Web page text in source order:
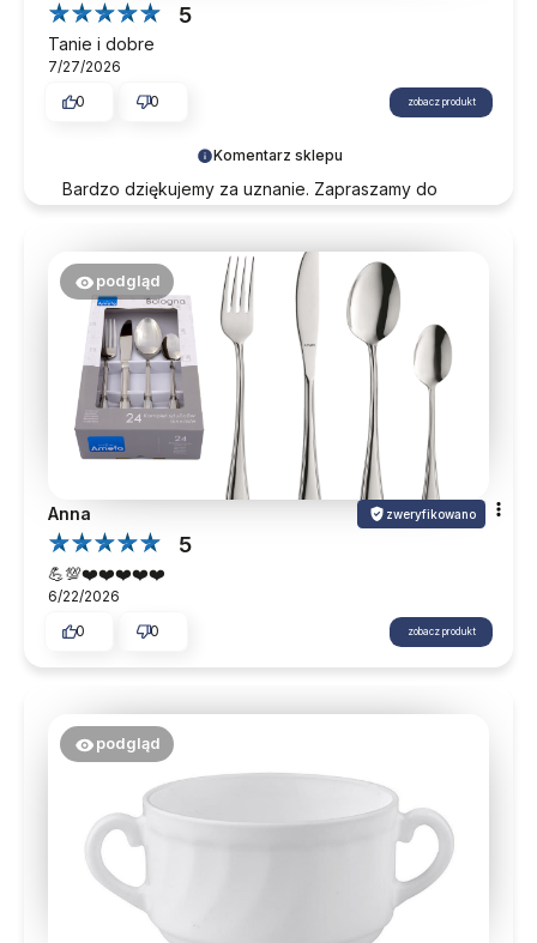
Komentarz sklepu
Bardzo dziękujemy za uznanie. Zapraszamy do
5
Tanie i dobre
7/27/2026
0
0 zobacz produkt
podgląd
Anna zweryfikowano
5
💪💯❤️❤️❤️❤️❤️
6/22/2026
0
0 zobacz produkt
podgląd